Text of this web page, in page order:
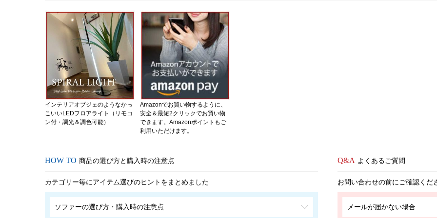
インテリアオブジェのようなかっ
こいいLEDフロアライト（リモコ
ン付・調光＆調色可能）
Amazonでお買い物するように、
安全＆最短2クリックでお買い物
できます。Amazonポイントもご
利用いただけます。
商品の選び方と購入時の注意点
カテゴリー毎にアイテム選びのヒントをまとめました
ソファーの選び方・購入時の注意点
よくあるご質問
お問い合わせの前にご確認くだ
メールが届かない場合